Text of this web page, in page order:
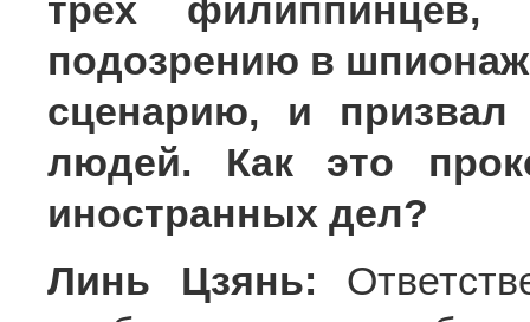
трех филиппинцев,
подозрению в
сценарию, и призвал
людей. Как это
иностранных дел?
Линь Цзянь: